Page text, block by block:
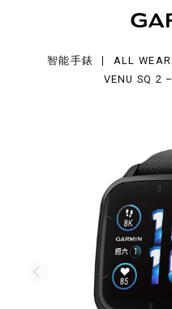
智能手錶
ALL
VENU SQ 2